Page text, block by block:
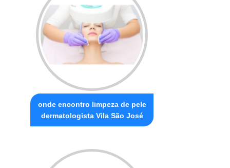
onde encontro limpeza de pele
dermatologista Vila São José